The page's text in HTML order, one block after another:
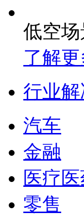
低空
了解更
行业
汽车
金融
医疗
零售